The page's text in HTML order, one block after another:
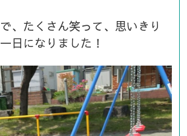
、たくさん笑って、思いきり
日になりました！